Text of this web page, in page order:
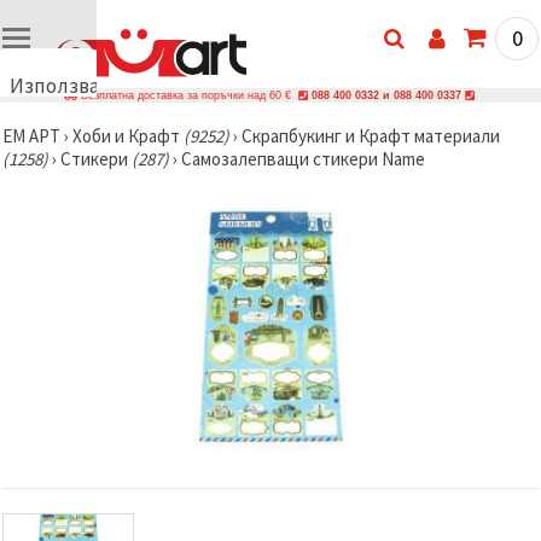
Използваме
🍪
Използваме
да
показваме
0
Безплатна доставка за поръчки над 60 € 088 400 0332 и 088 400 0337
ЕМ АРТ › Хоби и Крафт (9252)› Скрапбукинг и Крафт материали
(1258)› Стикери (287)› Самозалепващи стикери Name